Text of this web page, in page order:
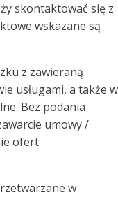
skontaktować się z
wskazane są
z zawieraną
usługami, a także w
Bez podania
umowy /
ofert
w